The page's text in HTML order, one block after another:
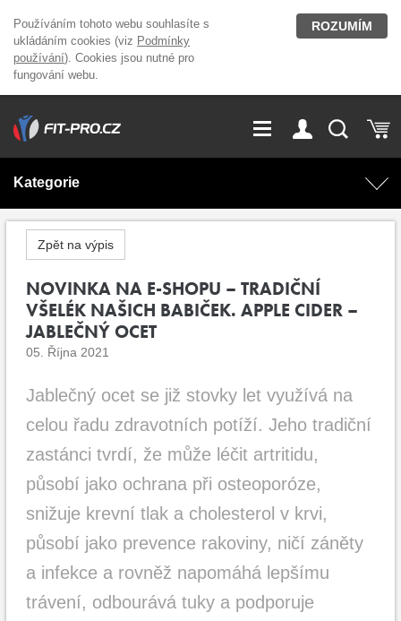
Používáním tohoto webu souhlasíte s
ukládáním cookies (viz Podmínky
používání). Cookies jsou nutné pro
fungování webu.
ROZUMÍM
GDPR
O nás
Magazín
Přihlášení
Kategorie
AKCE
Doplňky stravy Fitness vybavení
OUTLET OBLEČENÍ
Značky
Zpět na výpis
NOVINKA NA E-SHOPU – TRADIČNÍ
VŠELÉK NAŠICH BABIČEK. APPLE CIDER –
JABLEČNÝ OCET
05. Října 2021
Jablečný ocet se již stovky let využívá na
celou řadu zdravotních potíží. Jeho tradiční
zastánci tvrdí, že může léčit artritidu,
působí jako ochrana při osteoporóze,
snižuje krevní tlak a cholesterol v krvi,
působí jako prevence rakoviny, ničí záněty
a infekce a rovněž napomáhá lepšímu
trávení, odbourává tuky a podporuje